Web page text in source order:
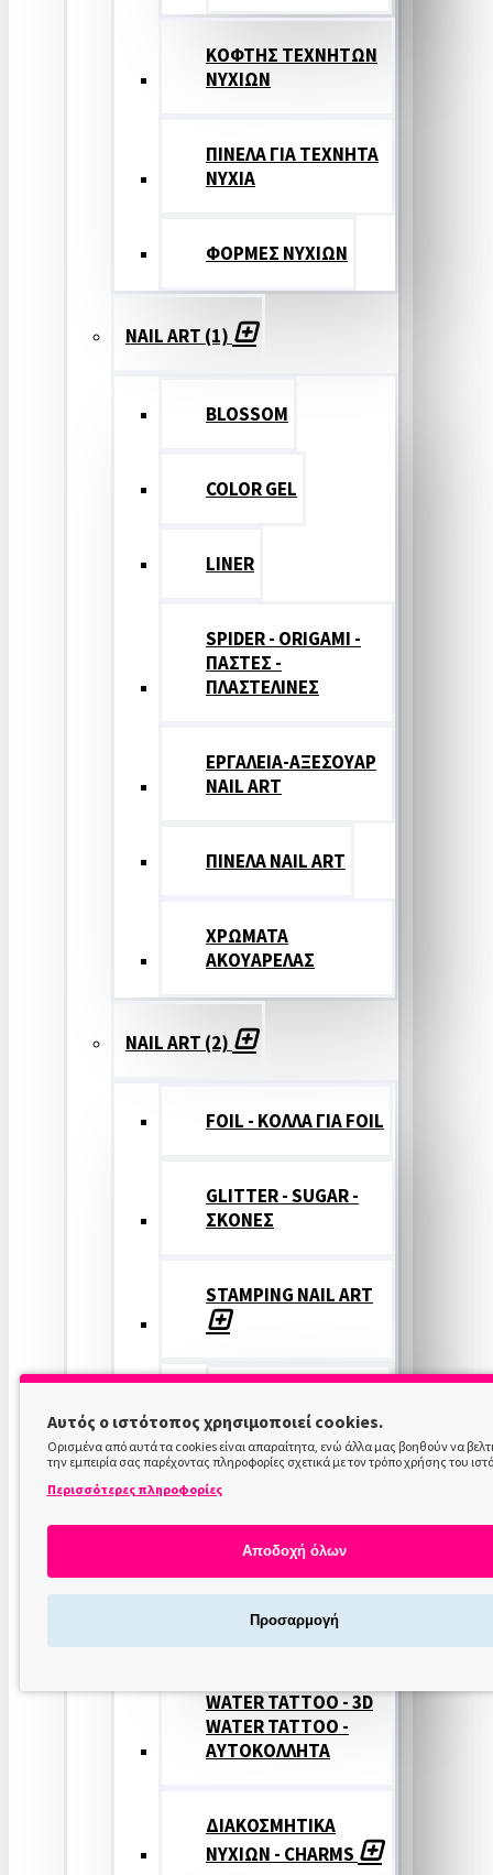
ΚΟΦΤΗΣ ΤΕΧΝΗΤΩΝ
ΝΥΧΙΩΝ
ΠΙΝΕΛΑ ΓΙΑ ΤΕΧΝΗΤΑ
ΝΥΧΙΑ
ΦΟΡΜΕΣ ΝΥΧΙΩΝ
NAIL ART (1)
BLOSSOM
COLOR GEL
LINER
SPIDER - ORIGAMI -
ΠΑΣΤΕΣ -
ΠΛΑΣΤΕΛΙΝΕΣ
ΕΡΓΑΛΕΙΑ-ΑΞΕΣΟΥΑΡ
NAIL ART
ΠΙΝΕΛΑ NAIL ART
ΧΡΩΜΑΤΑ
ΑΚΟΥΑΡΕΛΑΣ
NAIL ART (2)
FOIL - ΚΟΛΛΑ ΓΙΑ FOIL
GLITTER - SUGAR -
ΣΚΟΝΕΣ
STAMPING NAIL ART
COLOR
ΝΥΧΙΩΝ
ΣΦΡΑΓΙΔΕΣ
ΝΥΧΙΩΝ
WATER TATTOO - 3D
WATER TATTOO -
ΑΥΤΟΚΟΛΛΗΤΑ
ΔΙΑΚΟΣΜΗΤΙΚΑ
ΝΥΧΙΩΝ - CHARMS
Αυτός ο ιστότοπος χρησιμοποιεί cookies.
Ορισμένα από αυτά τα cookies είναι απαραίτητα, ενώ άλλα μας βοηθούν να
την εμπειρία σας παρέχοντας πληροφορίες σχετικά με τον τρόπο χρήσης του
Περισσότερες πληροφορίες
Αποδοχή όλων
Προσαρμογή